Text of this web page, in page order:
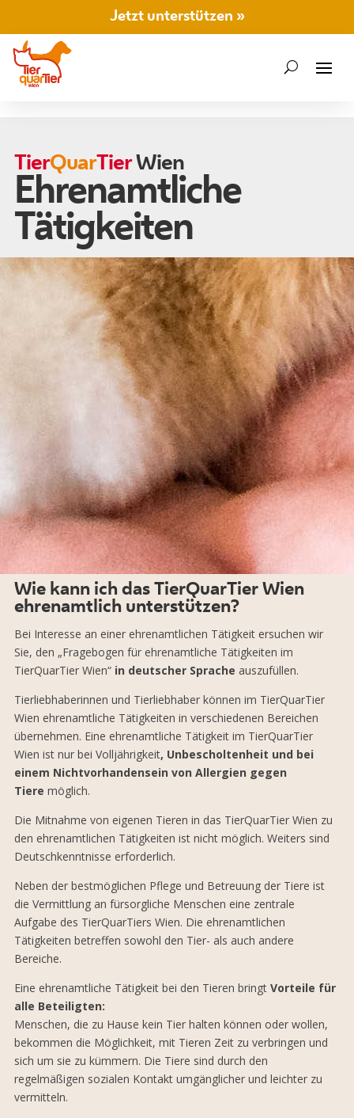
Jetzt unterstützen »
TierQuarTierWien
Ehrenamtliche
Tätigkeiten
Wie kann ich das TierQuarTier Wien
ehrenamtlich unterstützen?
Bei Interesse an einer ehrenamtlichen Tätigkeit ersuchen wir
Sie, den „Fragebogen für ehrenamtliche Tätigkeiten im
TierQuarTier Wien“ in deutscher Sprache auszufüllen.
Tierliebhaberinnen und Tierliebhaber können im TierQuarTier
Wien ehrenamtliche Tätigkeiten in verschiedenen Bereichen
übernehmen. Eine ehrenamtliche Tätigkeit im TierQuarTier
Wien ist nur bei Volljährigkeit, Unbescholtenheit und bei
einem Nichtvorhandensein von Allergien gegen
Tiere möglich.
Die Mitnahme von eigenen Tieren in das TierQuarTier Wien zu
den ehrenamtlichen Tätigkeiten ist nicht möglich. Weiters sind
Deutschkenntnisse erforderlich.
Neben der bestmöglichen Pflege und Betreuung der Tiere ist
die Vermittlung an fürsorgliche Menschen eine zentrale
Aufgabe des TierQuarTiers Wien. Die ehrenamtlichen
Tätigkeiten betreffen sowohl den Tier- als auch andere
Bereiche.
Eine ehrenamtliche Tätigkeit bei den Tieren bringt Vorteile für
alle Beteiligten:
Menschen, die zu Hause kein Tier halten können oder wollen,
bekommen die Möglichkeit, mit Tieren Zeit zu verbringen und
sich um sie zu kümmern. Die Tiere sind durch den
regelmäßigen sozialen Kontakt umgänglicher und leichter zu
vermitteln.